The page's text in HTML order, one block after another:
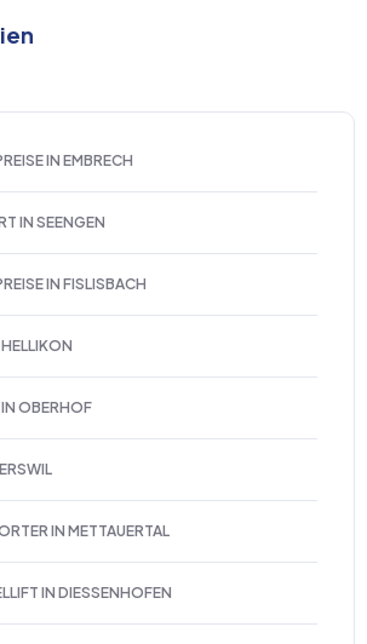
IN EMBRECH
IN SEENGEN
IN FISLISBACH
OBERHOF
IN METTAUERTAL
IN DIESSENHOFEN